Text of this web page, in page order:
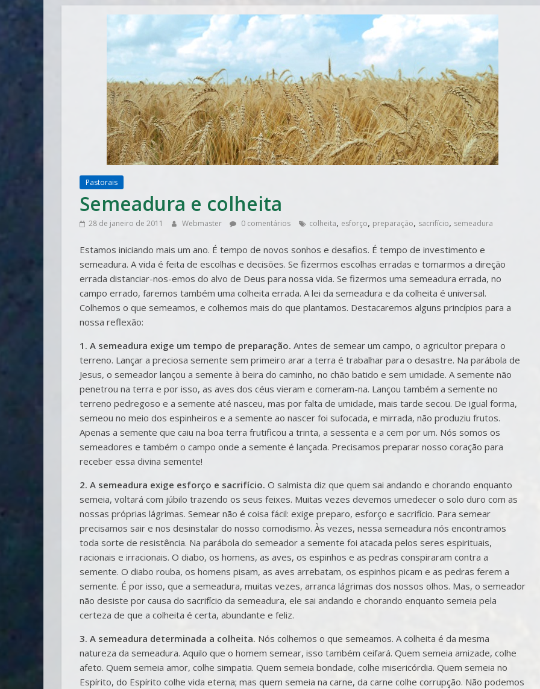
Pastorais
Semeadura e colheita
28 de janeiro de 2011 Webmaster 0 comentários colheita, esforço, preparação, sacrifício, semeadura
Estamos iniciando mais um ano. É tempo de novos sonhos e desafios. É tempo de investimento e
semeadura. A vida é feita de escolhas e decisões. Se fizermos escolhas erradas e tomarmos a direção
errada distanciar-nos-emos do alvo de Deus para nossa vida. Se fizermos uma semeadura errada, no
campo errado, faremos também uma colheita errada. A lei da semeadura e da colheita é universal.
Colhemos o que semeamos, e colhemos mais do que plantamos. Destacaremos alguns princípios para a
nossa reflexão:
1. A semeadura exige um tempo de preparação. Antes de semear um campo, o agricultor prepara o
terreno. Lançar a preciosa semente sem primeiro arar a terra é trabalhar para o desastre. Na parábola de
Jesus, o semeador lançou a semente à beira do caminho, no chão batido e sem umidade. A semente não
penetrou na terra e por isso, as aves dos céus vieram e comeram-na. Lançou também a semente no
terreno pedregoso e a semente até nasceu, mas por falta de umidade, mais tarde secou. De igual forma,
semeou no meio dos espinheiros e a semente ao nascer foi sufocada, e mirrada, não produziu frutos.
Apenas a semente que caiu na boa terra frutificou a trinta, a sessenta e a cem por um. Nós somos os
semeadores e também o campo onde a semente é lançada. Precisamos preparar nosso coração para
receber essa divina semente!
2. A semeadura exige esforço e sacrifício. O salmista diz que quem sai andando e chorando enquanto
semeia, voltará com júbilo trazendo os seus feixes. Muitas vezes devemos umedecer o solo duro com as
nossas próprias lágrimas. Semear não é coisa fácil: exige preparo, esforço e sacrifício. Para semear
precisamos sair e nos desinstalar do nosso comodismo. Às vezes, nessa semeadura nós encontramos
toda sorte de resistência. Na parábola do semeador a semente foi atacada pelos seres espirituais,
racionais e irracionais. O diabo, os homens, as aves, os espinhos e as pedras conspiraram contra a
semente. O diabo rouba, os homens pisam, as aves arrebatam, os espinhos picam e as pedras ferem a
semente. É por isso, que a semeadura, muitas vezes, arranca lágrimas dos nossos olhos. Mas, o semeador
não desiste por causa do sacrifício da semeadura, ele sai andando e chorando enquanto semeia pela
certeza de que a colheita é certa, abundante e feliz.
3. A semeadura determinada a colheita. Nós colhemos o que semeamos. A colheita é da mesma
natureza da semeadura. Aquilo que o homem semear, isso também ceifará. Quem semeia amizade, colhe
afeto. Quem semeia amor, colhe simpatia. Quem semeia bondade, colhe misericórdia. Quem semeia no
Espírito, do Espírito colhe vida eterna; mas quem semeia na carne, da carne colhe corrupção. Não podemos